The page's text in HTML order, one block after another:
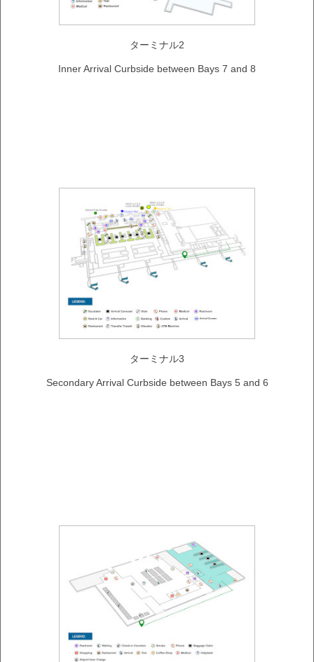
ターミナル2
Inner Arrival Curbside between Bays 7 and 8
ターミナル3
Secondary Arrival Curbside between Bays 5 and 6